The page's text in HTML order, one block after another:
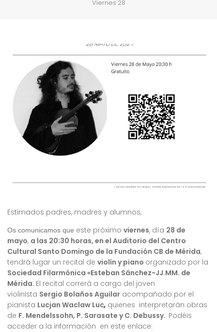
Viernes 28
Estimados padres, madres y alumnos,
Os comunicamos que este próximo viernes, día 28 de
mayo, a las 20:30 horas, en el Auditorio del Centro
Cultural Santo Domingo de la Fundación CB de Mérida,
tendrá lugar un recital de violín y piano organizado por la
Sociedad Filarmónica «Esteban Sánchez-JJ.MM. de
Mérida. El recital correrá a cargo del joven
violinista Sergio Bolaños Aguilar acompañado por el
pianista Lucjan Waclaw Luc, quienes interpretarán obras
de F. Mendelssohn, P. Sarasate y C. Debussy. Podéis
acceder a la información en este enlace: